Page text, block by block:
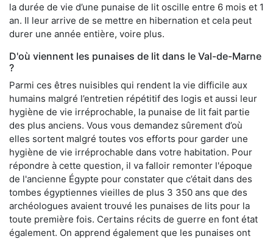
la durée de vie d’une punaise de lit oscille entre 6 mois et 1
an. Il leur arrive de se mettre en hibernation et cela peut
durer une année entière, voire plus.
D'où viennent les punaises de lit dans le Val-de-Marne
?
Parmi ces êtres nuisibles qui rendent la vie difficile aux
humains malgré l’entretien répétitif des logis et aussi leur
hygiène de vie irréprochable, la punaise de lit fait partie
des plus anciens. Vous vous demandez sûrement d’où
elles sortent malgré toutes vos efforts pour garder une
hygiène de vie irréprochable dans votre habitation. Pour
répondre à cette question, il va falloir remonter l'époque
de l'ancienne Égypte pour constater que c’était dans des
tombes égyptiennes vieilles de plus 3 350 ans que des
archéologues avaient trouvé les punaises de lits pour la
toute première fois. Certains récits de guerre en font état
également. On apprend également que les punaises ont